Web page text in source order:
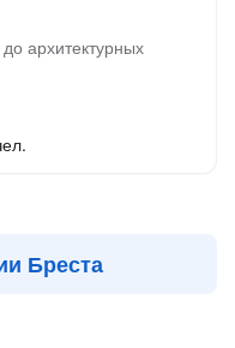
архитектурных
Бреста